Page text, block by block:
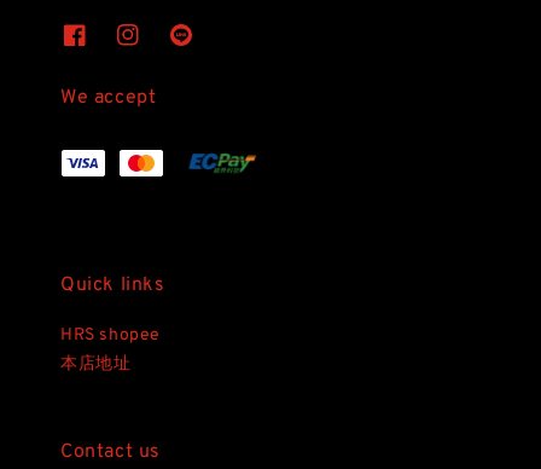
We accept
Quick links
HRS shopee
本店地址
Contact us